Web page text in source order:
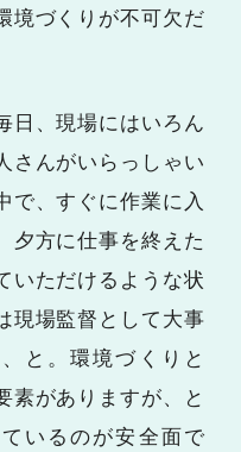
境づくりが不可欠だ
日、現場にはいろん
さんがいらっしゃい
で、すぐに作業に入
夕方に仕事を終えた
いただけるような状
現場監督として大事
と。環境づくりと
素がありますが、と
いるのが安全面で